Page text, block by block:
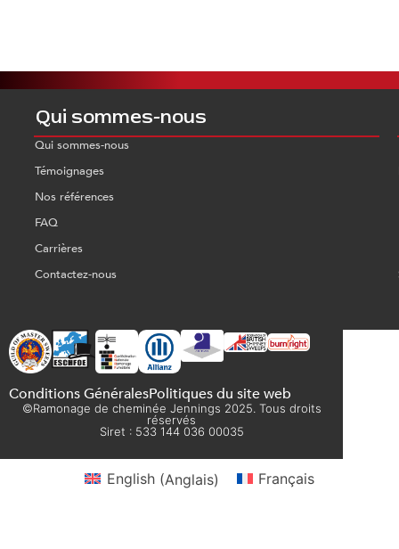
Qui sommes-nous
Qui sommes-nous
Témoignages
Nos références
FAQ
Carrières
Contactez-nous
Conditions GénéralesPolitiques du site web
©Ramonage de cheminée Jennings 2025. Tous droits
réservés
Siret : 533 144 036 00035
English(Anglais) Français